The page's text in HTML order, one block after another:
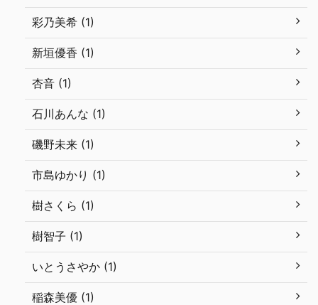
彩乃美希 (1)
新垣優香 (1)
杏音 (1)
石川あんな (1)
磯野未来 (1)
市島ゆかり (1)
樹さくら (1)
樹智子 (1)
いとうさやか (1)
稲森美優 (1)